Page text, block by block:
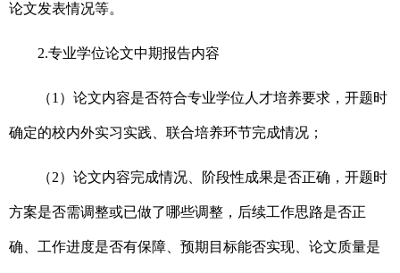
论文发表情况等。
2.专业学位论文中期报告内容
（1）论文内容是否符合专业学位人才培养要求，开题时
确定的校内外实习实践、联合培养环节完成情况；
（2）论文内容完成情况、阶段性成果是否正确，开题时
方案是否需调整或已做了哪些调整，后续工作思路是否正
确、工作进度是否有保障、预期目标能否实现、论文质量是